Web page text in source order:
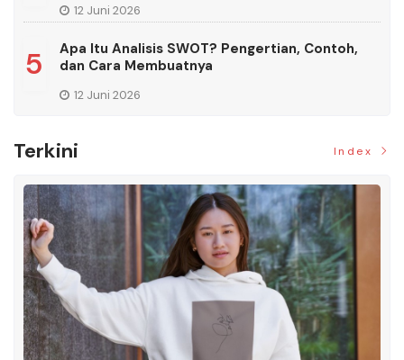
12 Juni 2026
5
Apa Itu Analisis SWOT? Pengertian, Contoh,
dan Cara Membuatnya
12 Juni 2026
Terkini Index